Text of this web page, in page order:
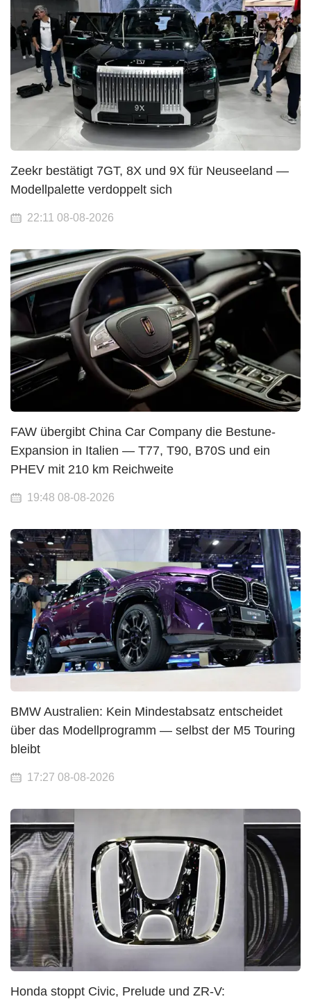
Zeekr bestätigt 7GT, 8X und 9X für Neuseeland —
Modellpalette verdoppelt sich
22:11 08-08-2026
FAW übergibt China Car Company die Bestune-
Expansion in Italien — T77, T90, B70S und ein
PHEV mit 210 km Reichweite
19:48 08-08-2026
BMW Australien: Kein Mindestabsatz entscheidet
über das Modellprogramm — selbst der M5 Touring
bleibt
17:27 08-08-2026
Honda stoppt Civic, Prelude und ZR-V: